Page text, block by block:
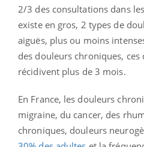
2/3 des consultations dans
existe en gros, 2 types de
aiguës, plus ou moins
des douleurs chroniques,
récidivent plus de 3 mois.
En France, les douleurs
migraine, du cancer, des
chroniques, douleurs